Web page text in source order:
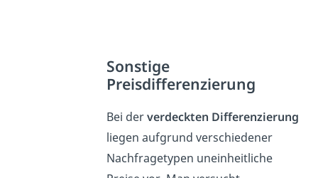
Sonstige
Preisdifferenzierung
Bei derverdeckten Differenzierung
liegen aufgrund verschiedener
Nachfragetypen uneinheitliche